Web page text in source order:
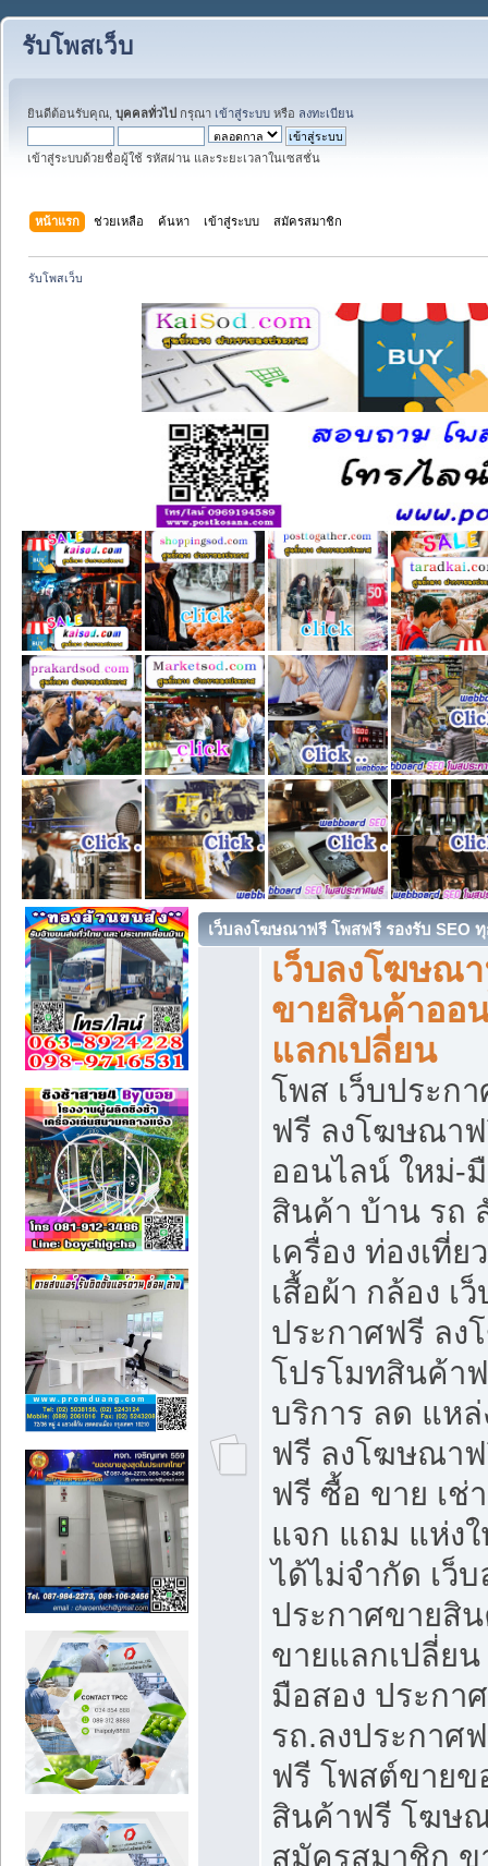
รับโพสเว็บ
ยินดีต้อนรับคุณ, บุคคลทั่วไป กรุณา เข้าสู่ระบบ หรือ ลงทะเบียน
เข้าสู่ระบบด้วยชื่อผู้ใช้ รหัสผ่าน และระยะเวลาในเซสชั่น
หน้าแรก ช่วยเหลือ ค้นหา เข้าสู่ระบบ สมัครสมาชิก
รับโพสเว็บ
เว็บลงโฆษณาฟรี โพสฟรี รองรับ SEO
เว็บลงโฆษณ
ขายสินค้าออ
แลกเปลี่ยน
โพส เว็บประก
ฟรี ลงโฆษณา
ออนไลน์ ใหม่-
สินค้า บ้าน รถ
เครื่อง ท่องเที่ย
เสื้อผ้า กล้อง เ
ประกาศฟรี ล
โปรโมทสินค้า
บริการ ลด แห
ฟรี ลงโฆษณา
ฟรี ซื้อ ขาย เช่
แจก แถม แห่ง
ได้ไม่จำกัด เว็
ประกาศขายสิ
ขายแลกเปลี่ย
มือสอง ประกา
รถ.ลงประกาศ
ฟรี โพสต์ขาย
สินค้าฟรี โฆษ
สมัครสมาชิก ข